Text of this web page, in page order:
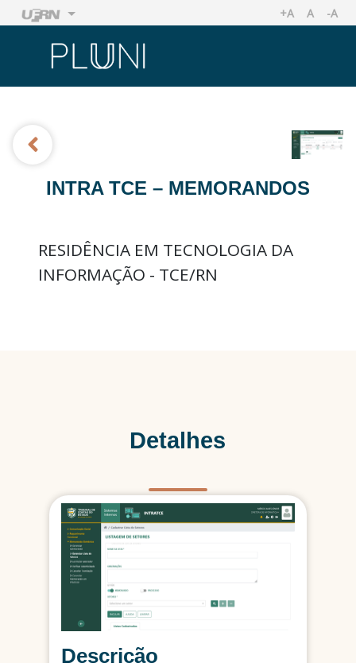
Ir
Ir
+AAUMENTAR
A -A
INTRA TCE – MEMORANDOS
RESIDÊNCIA EM TECNOLOGIA DA
INFORMAÇÃO - TCE/RN
Detalhes
Descrição